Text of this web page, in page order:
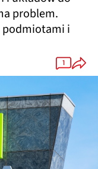
problem.
podmiotami i
1